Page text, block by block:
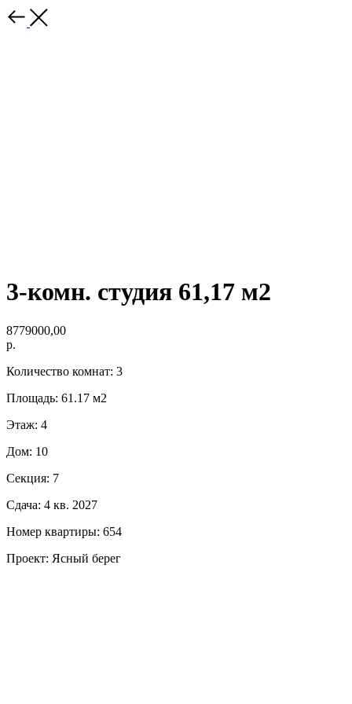
3-комн. студия 61,17 м2
8779000,00
р.
Количество комнат: 3
Площадь: 61.17 м2
Этаж: 4
Дом: 10
Секция: 7
Сдача: 4 кв. 2027
Номер квартиры: 654
Проект: Ясный берег